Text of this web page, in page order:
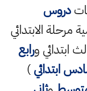
دروس
مرحلة الابتدائي
ابتدائي ورابع
ابتدائي)